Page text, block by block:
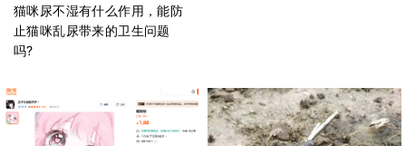
猫咪尿不湿有什么作用，能防
止猫咪乱尿带来的卫生问题
吗?